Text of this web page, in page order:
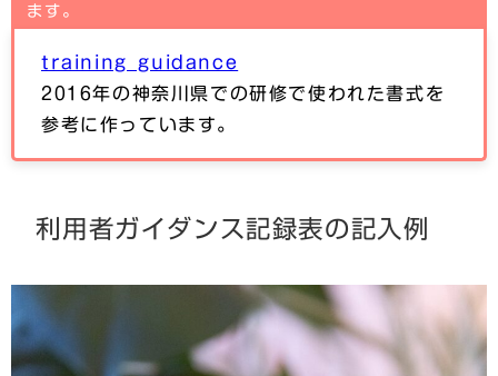
ます。
training_guidance
2016年の神奈川県での研修で使われた書式を
参考に作っています。
利用者ガイダンス記録表の記入例